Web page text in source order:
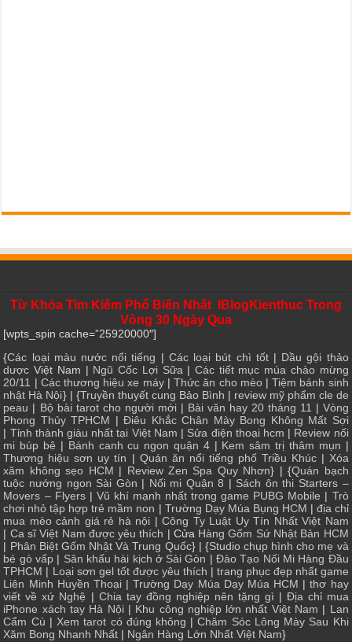
Từ Khóa Tìm Kiếm Phổ Biến Nhất IBlogKienthuc Trong
Vòng 30 Ngày Qua
[wpts_spin cache=”25920000″]
{Các loại màu nước nổi tiếng | Các loại bút chì tốt| Dầu gội thảo
dược Việt Nam | Ngũ Cốc Lợi Sữa| Các tiết mục múa chào mừng
20/11 | Các thương hiệu xe máy|Thức ăn cho mèo|Tiệm bánh sinh
nhật Hà Nội} | {Truyền thuyết cung Bảo Bình | review mỹ phẩm cle de
peau | Bộ bài tarot cho người mới| Bài văn hay 20 tháng 11 | Vòng
Phong Thủy TPHCM |Điêu Khắc Chân Mày Bong Không Mất Sợi
| Tỉnh thành giàu nhất tại Việt Nam | Sửa điện thoại hcm | Review nối
mi búp bê | Bánh canh cu ngon quận 4| Kem sâm trị thâm mụn |
Thương hiệu sơn uy tín | Quán ăn nổi tiếng phố Triều Khúc| Xóa
xăm không sẹo HCM | Review Zen Spa Quy Nhơn} | {Quán bạch
tuộc nướng ngon Sài Gòn | Nối mi Quận 8 | Sách ôn thi Starters –
Movers – Flyers| Vũ khí mạnh nhất trong game PUBG Mobile | Trò
chơi nhỏ tập hợp trẻ mầm non | Trường Dạy Múa Bụng HCM | địa chỉ
mua mèo cảnh giá rẻ hà nội |Công Ty Luật Uy Tín Nhất Việt Nam
| Ca sĩ Việt Nam được yêu thích | Cửa Hàng Gốm Sứ Nhật Bản HCM
| Phân Biệt Gốm Nhật Và Trung Quốc} | {Studio chụp hình cho mẹ và
bé gò vấp | Sân khấu hài kịch ở Sài Gòn |Đào Tạo Nối Mi Hàng Đầu
TPHCM | Loại sơn gel tốt được yêu thích | trang phục đẹp nhất game
Liên Minh Huyền Thoại|Trường Dạy Múa Dạy Múa HCM |thơ hay
viết về xứ Nghệ | Chia tay đồng nghiệp nên tặng gì | Địa chỉ mua
iPhone xách tay Hà Nội| Khu công nghiệp lớn nhất Việt Nam | Lan
Cẩm Cù |Xem tarot có đúng không |Chăm Sóc Lông Mày Sau Khi
Xăm Bong Nhanh Nhất | Ngân Hàng Lớn Nhất Việt Nam}